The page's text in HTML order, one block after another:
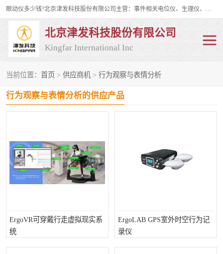
眼动仪多少钱?北京津发科技股份有限公司主营：事件相关电位仪、生理仪、肌电仪、脑电仪、皮电仪、眼动仪；是国家级高新技术企业、科技部认定的科技型中小企业和中关村高新技术企业，具备保密资格，具备自主进出口经营权；自主研发技术、产品与服务荣获多项省部级科学技术奖励、国家发明专利、国家软件著作权和省部级新技术新产品（服务）认证。
北京津发科技股份有限公司
Kingfar International Inc
当前位置： 首页 > 供应商机 > 行为观察与表情分析
行为观察与表情分析的供应产品
ErgoVR可穿戴行走虚拟现实系
统
ErgoLAB GPS室外时空行为记
录仪
肌电仪 生理仪
行为观察与表情分析 动作捕捉与生物力学
情绪与生理记录
室
人机环境同步云平台 人因测评专家系统